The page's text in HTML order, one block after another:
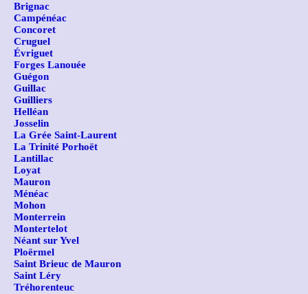
Brignac
Campénéac
Concoret
Cruguel
Évriguet
Forges Lanouée
Guégon
Guillac
Guilliers
Helléan
Josselin
La Grée Saint-Laurent
La Trinité Porhoët
Lantillac
Loyat
Mauron
Ménéac
Mohon
Monterrein
Montertelot
Néant sur Yvel
Ploërmel
Saint Brieuc de Mauron
Saint Léry
Tréhorenteuc